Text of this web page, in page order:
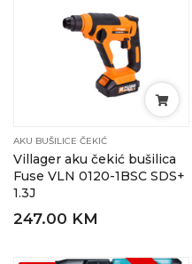
AKU BUŠILICE ČEKIĆ
Villager aku čekić bušilica
Fuse VLN 0120-1BSC SDS+
1.3J
247.00 KM